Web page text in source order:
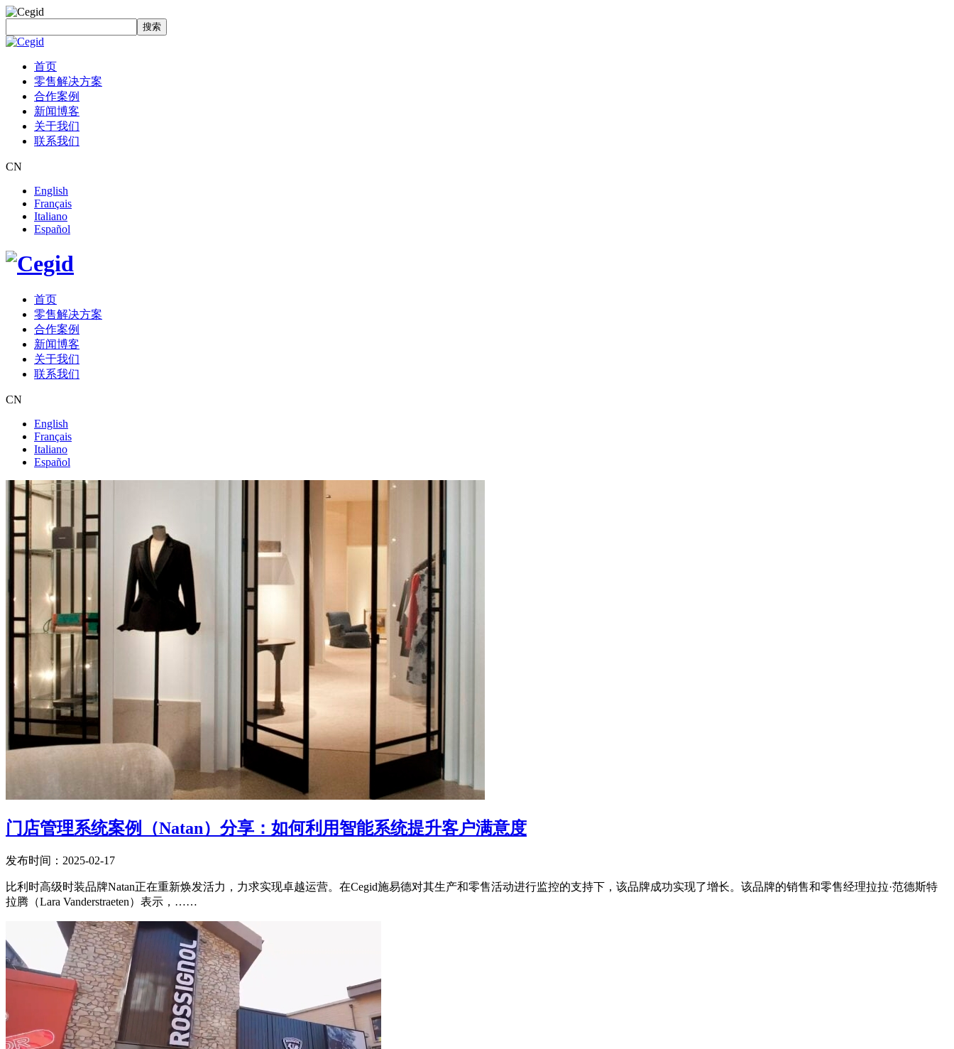
搜索
首页
零售解决方案
合作案例
新闻博客
关于我们
联系我们
CN
English
Français
Italiano
Español
首页
零售解决方案
合作案例
新闻博客
关于我们
联系我们
CN
English
Français
Italiano
Español
门店管理系统案例（Natan）分享：如何利用智能系统提升客户满意度
发布时间：2025-02-17
比利时高级时装品牌Natan正在重新焕发活力，力求实现卓越运营。在Cegid施易德对其生产和零售活动进行监控的支持下，该品牌成功实现了增长。该品牌的销售和零售经理拉拉·范德斯特
拉腾（Lara Vanderstraeten）表示，……